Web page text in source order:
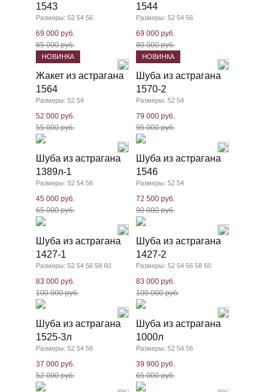
1543
Размеры: 52 54 56
69 000 руб.
85 000 руб.
1544
Размеры: 52 54 56
69 000 руб.
80 000 руб.
НОВИНКА
Жакет из астрагана
1564
Размеры: 52 54
52 000 руб.
55 000 руб.
НОВИНКА
Шуба из астрагана
1570-2
Размеры: 52 54
79 000 руб.
95 000 руб.
Шуба из астрагана
1389л-1
Размеры: 52 54 56
45 000 руб.
65 000 руб.
Шуба из астрагана
1546
Размеры: 52 54
72 500 руб.
90 000 руб.
Шуба из астрагана
1427-1
Размеры: 52 54 56 58 60
83 000 руб.
100 000 руб.
Шуба из астрагана
1427-2
Размеры: 52 54 56 58 60
83 000 руб.
100 000 руб.
Шуба из астрагана
1525-3л
Размеры: 52 54 56
37 000 руб.
52 000 руб.
Шуба из астрагана
1000л
Размеры: 52 54 56
39 900 руб.
65 000 руб.